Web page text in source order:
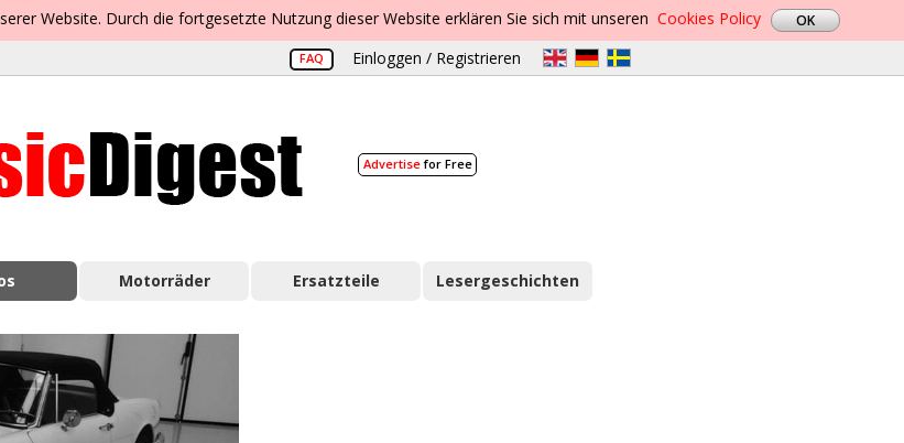
Website. Durch die fortgesetzte Nutzung dieser Website erklären Sie sich mit unseren Cookies Policy
FAQ Einloggen / Registrieren
Advertisefor Free
Motorräder Ersatzteile Lesergeschichten